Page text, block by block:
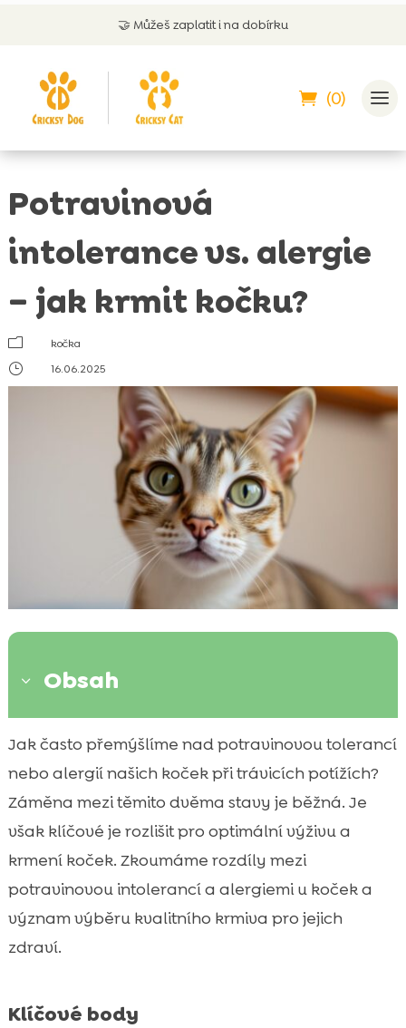
Můžeš zaplatit i na dobírku
(0)
Potravinová
intolerance vs. alergie
– jak krmit kočku?
m
kočka
}
16.06.2025
3 Obsah
 Co je potravinová intolerance u koček?
 Jak poznat alergii u vaší kočky
 Příznaky potravinové alergie

Rozdíly mezi potravinovou intolerancí a
alergií
Výživa pro kočky s potravinovou
Jak vybrat správné hypoalergenní krmivo
Výběr vhodného krmiva: Na co si dát pozor
 Proč volit CricksyCat krmivo pro kočky s
Jak často přemýšlíme nad potravinovou tolerancí
nebo alergií našich koček při trávicích potížích?
Záměna mezi těmito dvěma stavy je běžná. Je
však klíčové je rozlišit pro optimální výživu a
krmení koček. Zkoumáme rozdíly mezi
potravinovou intolerancí a alergiemi u koček a
význam výběru kvalitního krmiva pro jejich
zdraví.
Klíčové body